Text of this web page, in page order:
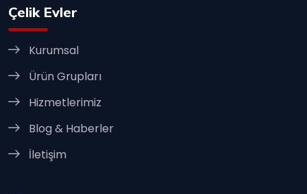
Çelik Evler
Kurumsal
Ürün Grupları
Hizmetlerimiz
Blog & Haberler
İletişim